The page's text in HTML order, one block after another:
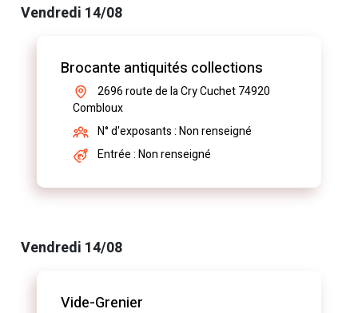
Vendredi 14/08
Brocante antiquités collections
2696 route de la Cry Cuchet 74920
Combloux
N° d'exposants : Non renseigné
Entrée : Non renseigné
Vendredi 14/08
Vide-Grenier